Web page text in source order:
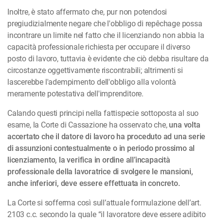
Inoltre, è stato affermato che, pur non potendosi
pregiudizialmente negare che l'obbligo di repêchage possa
incontrare un limite nel fatto che il licenziando non abbia la
capacità professionale richiesta per occupare il diverso
posto di lavoro, tuttavia è evidente che ciò debba risultare da
circostanze oggettivamente riscontrabili; altrimenti si
lascerebbe l'adempimento dell'obbligo alla volontà
meramente potestativa dell'imprenditore.
Calando questi principi nella fattispecie sottoposta al suo
esame, la Corte di Cassazione ha osservato che, una volta
accertato che il datore di lavoro ha proceduto ad una serie
di assunzioni contestualmente o in periodo prossimo al
licenziamento, la verifica in ordine all’incapacità
professionale della lavoratrice di svolgere le mansioni,
anche inferiori, deve essere effettuata in concreto.
La Corte si sofferma così sull’attuale formulazione dell’art.
2103 c.c. secondo la quale “il lavoratore deve essere adibito